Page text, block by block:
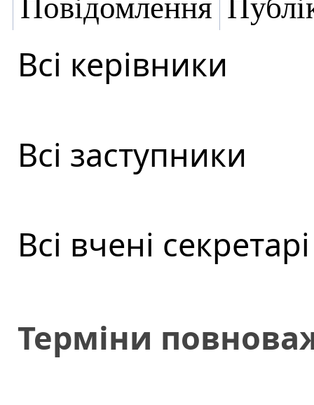
Повідомлення
Всі керівники
Всі заступники
Всі вчені секретарі
Терміни